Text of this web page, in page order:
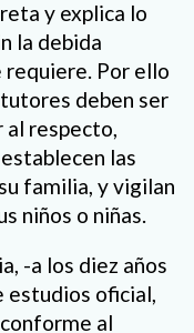
y explica lo
la debida
Por ello
deben ser
al respecto,
las
familia, y vigilan
niños o niñas.
-a los diez años
estudios oficial,
al